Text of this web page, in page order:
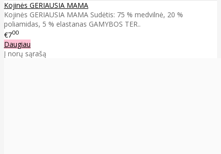
Kojinės GERIAUSIA MAMA
Kojinės GERIAUSIA MAMA Sudėtis: 75 % medvilnė, 20 %
poliamidas, 5 % elastanas GAMYBOS TER..
€700
Daugiau
Į norų sąrašą